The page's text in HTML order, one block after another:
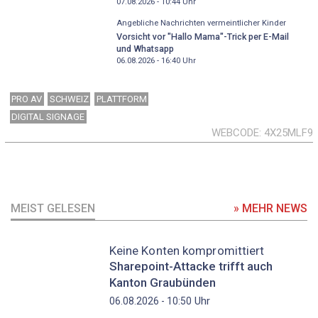
07.08.2026 - 10:44Uhr
Angebliche Nachrichten vermeintlicher Kinder
Vorsicht vor "Hallo Mama"-Trick per E-Mail
und Whatsapp
06.08.2026 - 16:40Uhr
PRO AV SCHWEIZ
PLATTFORM
DIGITAL SIGNAGE
WEBCODE 4X25MLF9
MEIST GELESEN » MEHR NEWS
Keine Konten kompromittiert
Sharepoint-Attacke trifft auch
Kanton Graubünden
06.08.2026 - 10:50 Uhr